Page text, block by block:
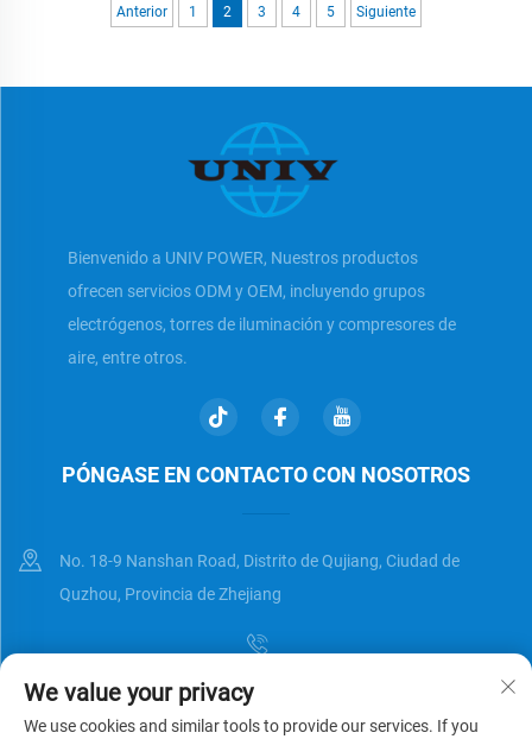
aire libre
Anterior 1 2 3 4 5 Siguiente
Bienvenido a UNIV POWER, Nuestros productos
ofrecen servicios ODM y OEM, incluyendo grupos
electrógenos, torres de iluminación y compresores de
aire, entre otros.
PÓNGASE EN CONTACTO CON NOSOTROS
No. 18-9 Nanshan Road, Distrito de Qujiang, Ciudad de
Quzhou, Provincia de Zhejiang
[email protected]
We value your privacy
We use cookies and similar tools to provide our services. If you